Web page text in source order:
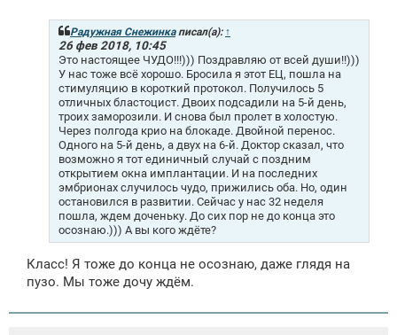
Радужная Снежинкаписал(а): ↑
26 фев 2018, 10:45
Это настоящее ЧУДО!!!))) Поздравляю от всей души!!)))
У нас тоже всё хорошо. Бросила я этот ЕЦ, пошла на
стимуляцию в короткий протокол. Получилось 5
отличных бластоцист. Двоих подсадили на 5-й день,
троих заморозили. И снова был пролет в холостую.
Через полгода крио на блокаде. Двойной перенос.
Одного на 5-й день, а двух на 6-й. Доктор сказал, что
возможно я тот единичный случай с поздним
открытием окна имплантации. И на последних
эмбрионах случилось чудо, прижились оба. Но, один
остановился в развитии. Сейчас у нас 32 неделя
пошла, ждем доченьку. До сих пор не до конца это
осознаю.))) А вы кого ждёте?
Класс! Я тоже до конца не осознаю, даже глядя на
пузо. Мы тоже дочу ждём.